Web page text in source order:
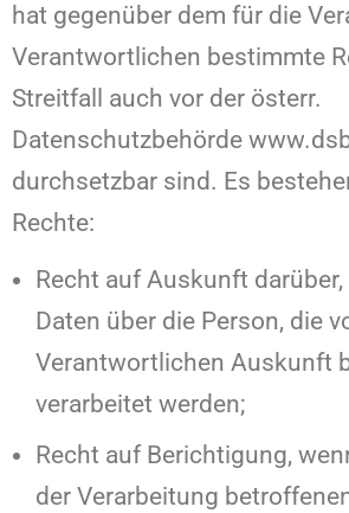
hat gegenüber dem für die
Verantwortlichen bestimmte
Streitfall auch vor der österr.
Datenschutzbehörde
durchsetzbar sind. Es
Rechte:
Recht auf Auskunft
Daten über die Person, die
Verantwortlichen Auskunft
verarbeitet werden;
Recht auf Berichtigung,
der Verarbeitung